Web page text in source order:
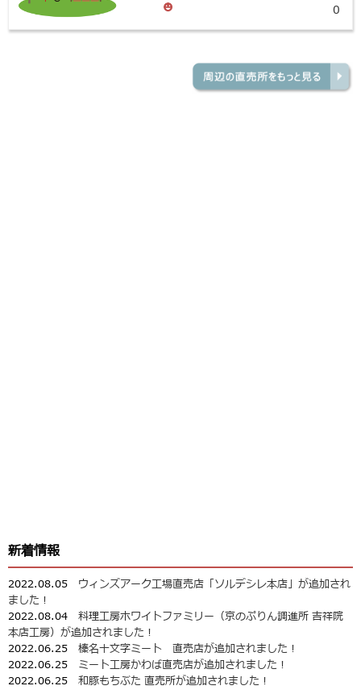
0
新着情報
2022.08.05 ウィンズアーク工場直売店「ソルデシレ本店」が追加され
ました！
2022.08.04 料理工房ホワイトファミリー（京のぷりん調進所 吉祥院
本店工房）が追加されました！
2022.06.25 榛名十文字ミート 直売店が追加されました！
2022.06.25 ミート工房かわば直売店が追加されました！
2022.06.25 和豚もちぶた 直売所が追加されました！